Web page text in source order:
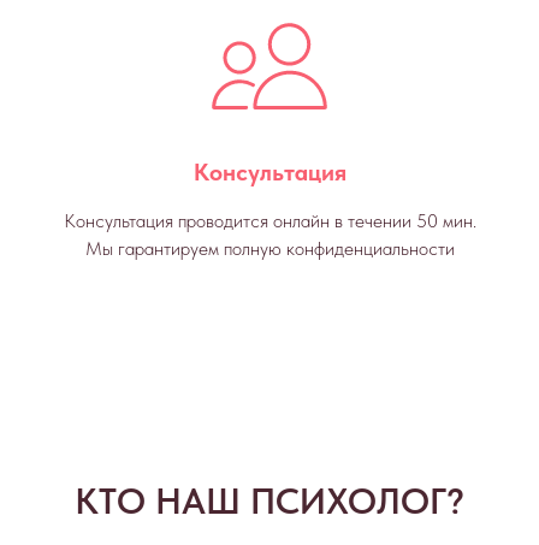
Консультация
Консультация проводится онлайн в течении 50 мин.
Мы гарантируем полную конфиденциальности
КТО НАШ ПСИХОЛОГ?